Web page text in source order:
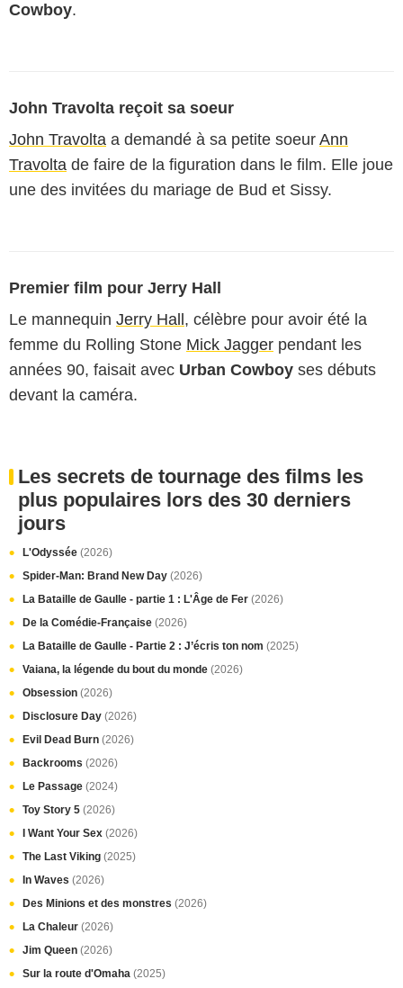
Cowboy.
John Travolta reçoit sa soeur
John Travolta a demandé à sa petite soeur Ann
Travolta de faire de la figuration dans le film. Elle joue
une des invitées du mariage de Bud et Sissy.
Premier film pour Jerry Hall
Le mannequin Jerry Hall , célèbre pour avoir été la
femme du Rolling Stone Mick Jagger pendant les
années 90, faisait avec Urban Cowboy ses débuts
devant la caméra.
Les secrets de tournage des films les
plus populaires lors des 30 derniers
jours
L'Odyssée (2026)
Spider-Man: Brand New Day (2026)
La Bataille de Gaulle - partie 1 : L'Âge de Fer (2026)
De la Comédie-Française (2026)
La Bataille de Gaulle - Partie 2 : J’écris ton nom (2025)
Vaiana, la légende du bout du monde (2026)
Obsession (2026)
Disclosure Day (2026)
Evil Dead Burn (2026)
Backrooms (2026)
Le Passage (2024)
Toy Story 5 (2026)
I Want Your Sex (2026)
The Last Viking (2025)
In Waves (2026)
Des Minions et des monstres (2026)
La Chaleur (2026)
Jim Queen (2026)
Sur la route d'Omaha (2025)